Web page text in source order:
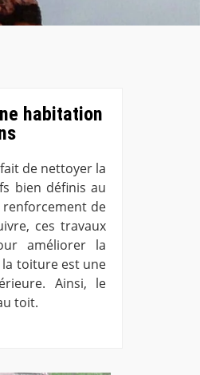
habitation
de nettoyer la
bien définis au
renforcement de
ces travaux
améliorer la
toiture est une
Ainsi, le
toit.